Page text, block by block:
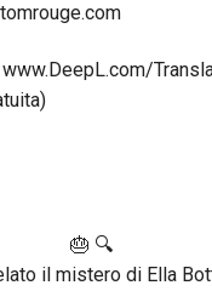
🎂 🔍
il mistero di Ella